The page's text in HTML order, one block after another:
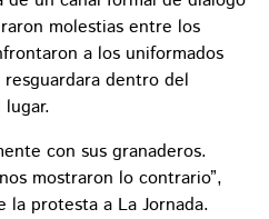
molestias entre los
a los uniformados
dentro del
con sus granaderos.
mostraron lo contrario”,
la protesta a La Jornada.